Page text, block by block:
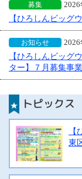
募集 2026
【ひろしんビッグ
お知らせ 2026
【ひろしんビッグ
ター】７月募集事
トピックス
東